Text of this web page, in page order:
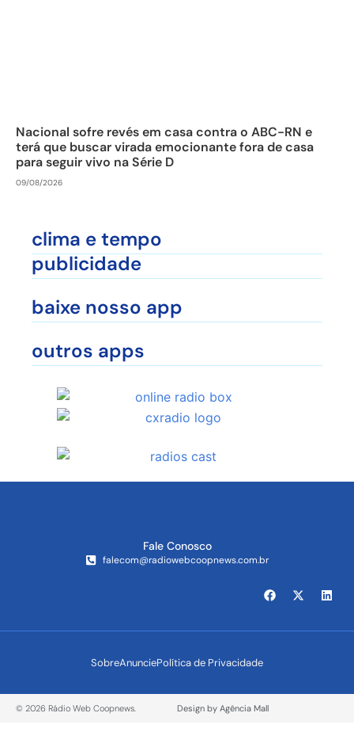
Nacional sofre revés em casa contra o ABC-RN e
terá que buscar virada emocionante fora de casa
para seguir vivo na Série D
09/08/2026
clima e tempo
publicidade
baixe nosso app
outros apps
Fale Conosco
falecom@radiowebcoopnews.com.br
SobreAnunciePolítica de Privacidade
© 2026 Rádio Web Coopnews. Design by Agência Mall